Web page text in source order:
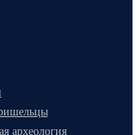
археология